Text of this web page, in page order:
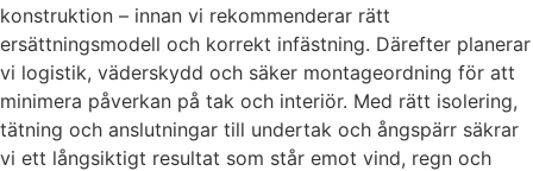
konstruktion – innan vi rekommenderar rätt
ersättningsmodell och korrekt infästning. Därefter planerar
vi logistik, väderskydd och säker montageordning för att
minimera påverkan på tak och interiör. Med rätt isolering,
tätning och anslutningar till undertak och ångspärr säkrar
vi ett långsiktigt resultat som står emot vind, regn och